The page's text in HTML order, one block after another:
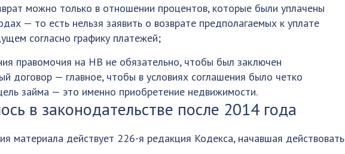
можно только в отношении процентов, которые были уплачены
— то есть нельзя заявить о возврате предполагаемых к уплате
согласно графику платежей;
правомочия на НВ не обязательно, чтобы был заключен
договор — главное, чтобы в условиях соглашения было четко
займа — это именно приобретение недвижимости.
в законодательстве после 2014 года
материала действует 226-я редакция Кодекса, начавшая действовать